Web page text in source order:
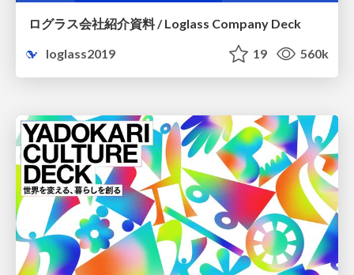
ログラス会社紹介資料 / Loglass Company Deck
loglass2019
19 560k